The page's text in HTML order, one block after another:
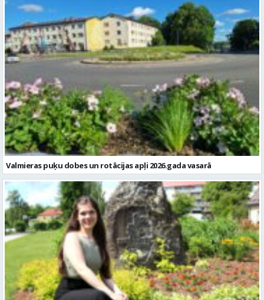
Valmieras puķu dobes un rotācijas apļi 2026.gada vasarā